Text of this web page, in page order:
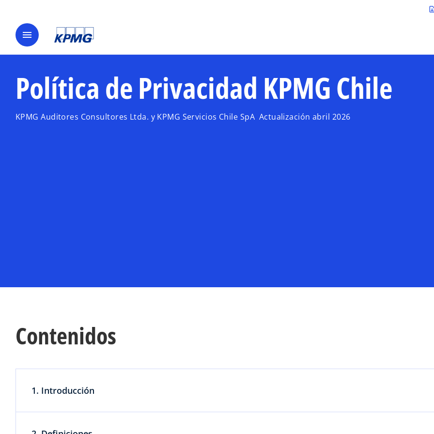
Saltar al contenido principal
menu
Política de Privacidad KPMG Chile
KPMG Auditores Consultores Ltda. y KPMG Servicios Chile SpA Actualización abril 2026
Contenidos
1. Introducción